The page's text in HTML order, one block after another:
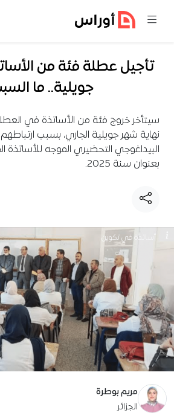
تأجيل عطلة فئة من
جويلية.. ما
سيتأخر خروج فئة من الأساتذة في
نهاية شهر جويلية الجاري، بسبب ارتباطهم
البيداغوجي التحضيري الموجه للأساتذة
بعنوان سنة 2025.
أساتذة في تكوين
مريم بوطرة
الجزائر